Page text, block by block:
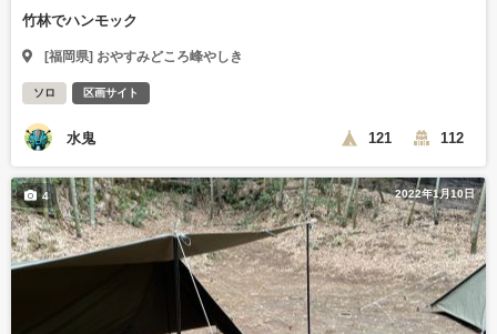
竹林でハンモック
[福岡県] おやすみどころ峰やしき
ソロ 区画サイト
水鬼 121 112
2022年1月10日
4